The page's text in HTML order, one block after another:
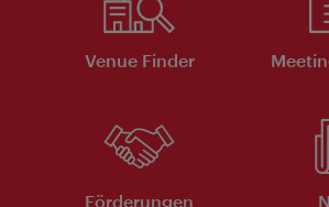
Venue Finder
Förderungen